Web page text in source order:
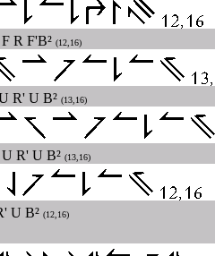
R F'B² (12,16)
R' U B² (13,16)
R' U B² (13,16)
U B² (12,16)